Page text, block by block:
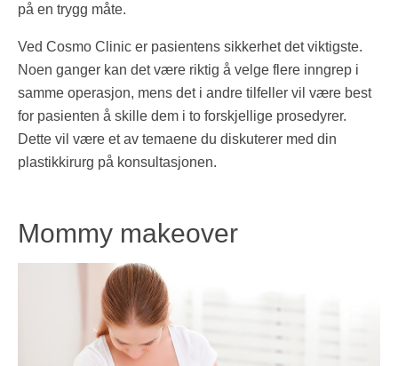
på en trygg måte.
Ved Cosmo Clinic er pasientens sikkerhet det viktigste.
Noen ganger kan det være riktig å velge flere inngrep i
samme operasjon, mens det i andre tilfeller vil være best
for pasienten å skille dem i to forskjellige prosedyrer.
Dette vil være et av temaene du diskuterer med din
plastikkirurg på konsultasjonen.
Mommy makeover